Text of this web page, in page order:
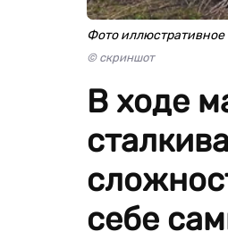
Фото иллюстративное
© скриншот
В ходе
себе